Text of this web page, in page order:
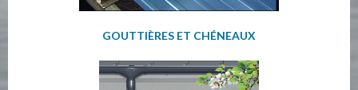
GOUTTIÈRES ET CHÉNEAUX